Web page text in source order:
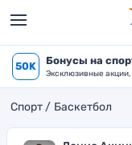
50K Бонусы на
Эксклюзивные
Спорт Баскетбол